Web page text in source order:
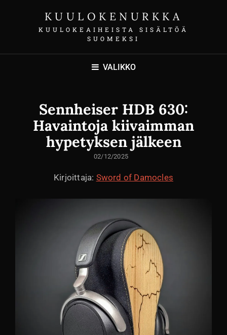
KUULOKENURKKA
KUULOKEAIHEISTA SISÄLTÖÄ
SUOMEKSI
VALIKKO
Sennheiser HDB 630:
Havaintoja kiivaimman
hypetyksen jälkeen
LÄHETETTY
02/12/2025
Kirjoittaja: Sword of Damocles